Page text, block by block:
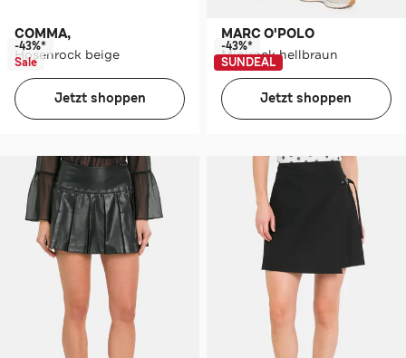
COMMA,
Hosenrock beige
-43%*
Sale
Jetzt shoppen
MARC O'POLO
Minirock hellbraun
-43%*
SUNDEAL
Jetzt shoppen